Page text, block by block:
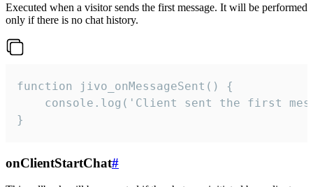
Executed when a visitor sends the first message. It will be performed
only if there is no chat history.
function jivo_onMessageSent() {
console.log('Client sent the first
}
onClientStartChat#